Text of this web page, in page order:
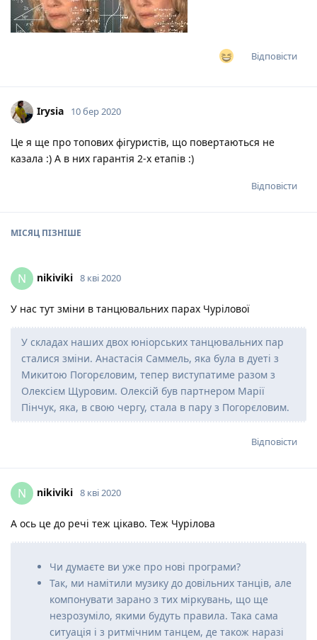
Відповісти
Irysia 10 бер 2020
Це я ще про топових фігуристів, що повертаються не
казала :) А в них гарантія 2-х етапів :)
Відповісти
МІСЯЦ ПІЗНІШЕ
N nikiviki 8 кві 2020
У нас тут зміни в танцювальних парах Чурілової
У складах наших двох юніорських танцювальних пар
сталися зміни. Анастасія Саммель, яка була в дуеті з
Микитою Погорєловим, тепер виступатиме разом з
Олексієм Щуровим. Олексій був партнером Марії
Пінчук, яка, в свою чергу, стала в пару з Погорєловим.
Відповісти
N nikiviki 8 кві 2020
А ось це до речі теж цікаво. Теж Чурілова
Чи думаєте ви уже про нові програми?
Так, ми намітили музику до довільних танців, але
компонувати зарано з тих міркувань, що ще
незрозуміло, якими будуть правила. Така сама
ситуація і з ритмічним танцем, де також наразі